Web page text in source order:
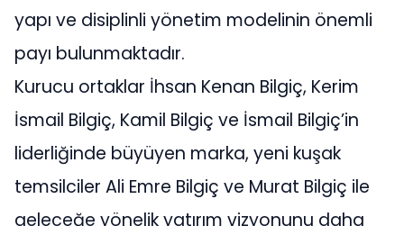
yapı ve disiplinli yönetim modelinin önemli
payı bulunmaktadır.
Kurucu ortaklar İhsan Kenan Bilgiç, Kerim
İsmail Bilgiç, Kamil Bilgiç ve İsmail Bilgiç’in
liderliğinde büyüyen marka, yeni kuşak
temsilciler Ali Emre Bilgiç ve Murat Bilgiç ile
geleceğe yönelik yatırım vizyonunu daha